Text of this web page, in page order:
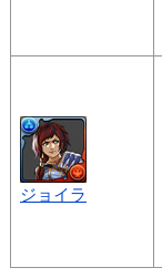
ジョイラ